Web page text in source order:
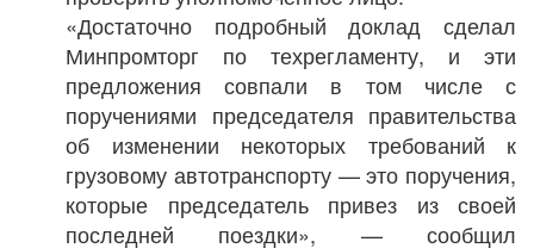
«Достаточно подробный доклад сделал
Минпромторг по техрегламенту, и эти
предложения совпали в том числе с
поручениями председателя правительства
об изменении некоторых требований к
грузовому автотранспорту — это поручения,
которые председатель привез из своей
последней поездки», — сообщил